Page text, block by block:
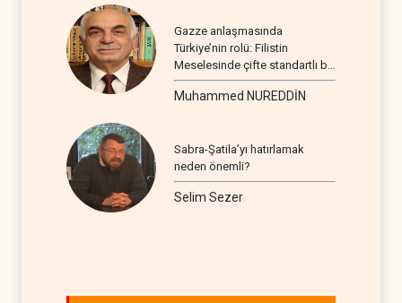
Gazze anlaşmasında
Türkiye’nin rolü: Filistin
Meselesinde çifte standartlı bir
seyir
Muhammed NUREDDİN
Sabra-Şatila’yı hatırlamak
neden önemli?
Selim Sezer